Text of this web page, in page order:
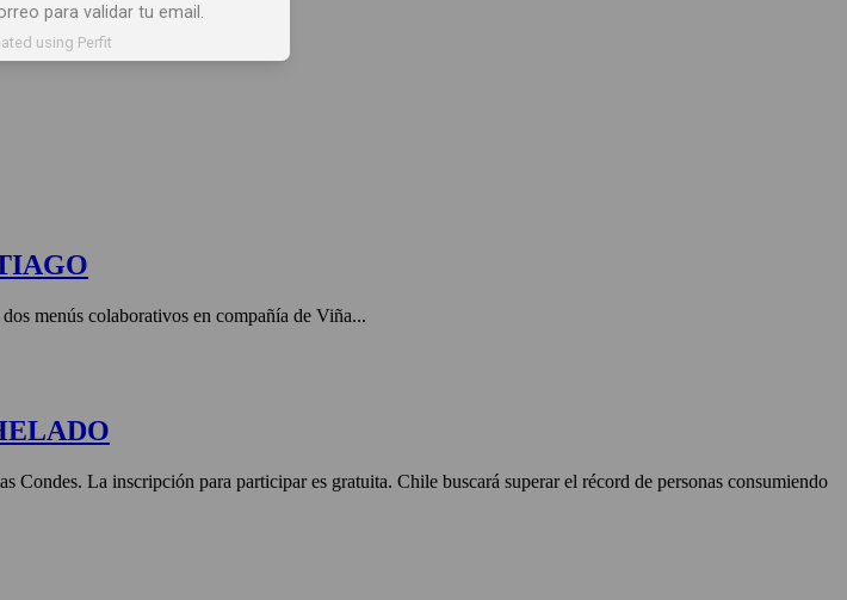
DEL VINO PANORAMAS
menús colaborativos en compañía de Viña...
La inscripción para participar es gratuita. Chile buscará superar el récord de personas consumiendo
para validar tu email.
using Perfit